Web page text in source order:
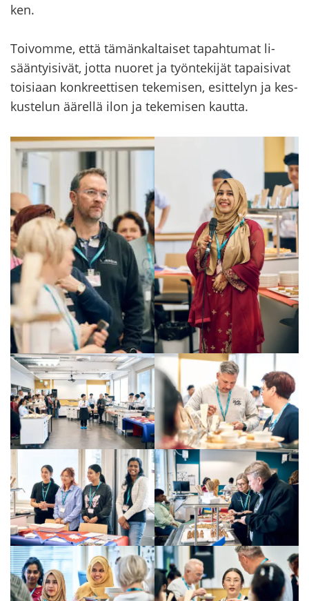
ken.
Toi­vom­me, että tä­män­kal­tai­set ta­pah­tu­mat li­
sään­tyi­si­vät, jotta nuo­ret ja työn­te­ki­jät ta­pai­si­vat
toi­si­aan kon­kreet­ti­sen te­ke­mi­sen, esit­te­lyn ja kes­
kus­te­lun ää­rel­lä ilon ja te­ke­mi­sen kaut­ta.